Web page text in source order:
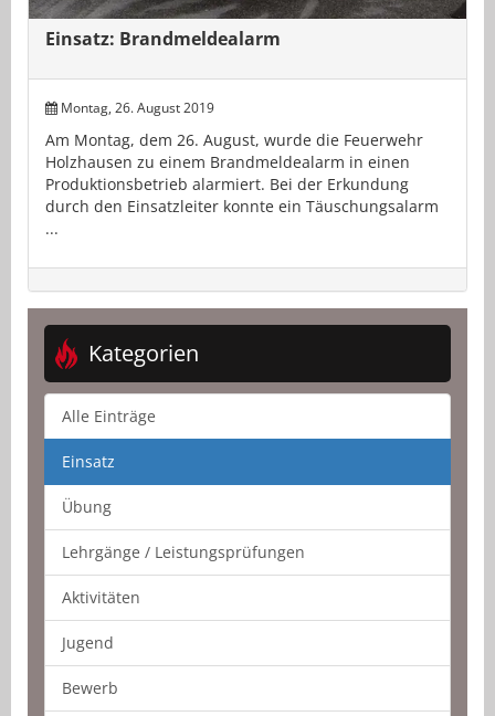
Einsatz: Brandmeldealarm
Montag, 26. August 2019
Am Montag, dem 26. August, wurde die Feuerwehr
Holzhausen zu einem Brandmeldealarm in einen
Produktionsbetrieb alarmiert. Bei der Erkundung
durch den Einsatzleiter konnte ein Täuschungsalarm
...
Kategorien
Alle Einträge
Einsatz
Übung
Lehrgänge / Leistungsprüfungen
Aktivitäten
Jugend
Bewerb